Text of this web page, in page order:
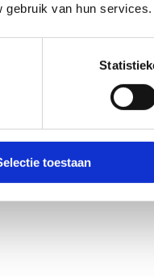
gebruik van hun services.
toestaan